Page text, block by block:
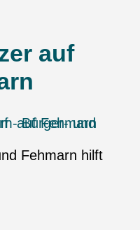
auf